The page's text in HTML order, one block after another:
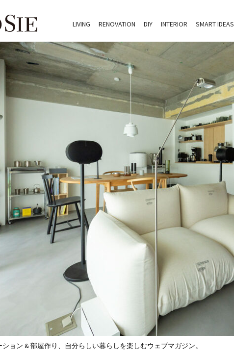
LIVING RENOVATION DIY INTERIOR SMART IDEAS
ション & 部屋作り、自分らしい暮らしを楽しむウェブマガジン。